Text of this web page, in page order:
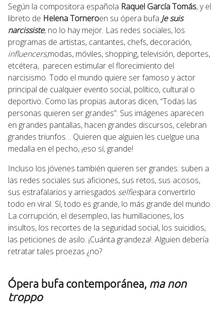
Según la compositora española Raquel García Tomás, y el
libreto de Helena Torneroen su ópera bufa Je suis
narcissiste, no lo hay mejor. Las redes sociales, los
programas de artistas, cantantes, chefs, decoración,
influencers,modas, móviles, shopping, televisión, deportes,
etcétera, parecen estimular el florecimiento del
narcisismo. Todo el mundo quiere ser famoso y actor
principal de cualquier evento social, político, cultural o
deportivo. Como las propias autoras dicen, “Todas las
personas quieren ser grandes”: Sus imágenes aparecen
en grandes pantallas, hacen grandes discursos, celebran
grandes triunfos… Quieren que alguien les cuelgue una
medalla en el pecho, ¡eso sí, grande!
Incluso los jóvenes también quieren ser grandes: suben a
las redes sociales sus aficiones, sus retos, sus acosos,
sus estrafalarios y arriesgados selfiespara convertirlo
todo en viral. Sí, todo es grande, lo más grande del mundo.
La corrupción, el desempleo, las humillaciones, los
insultos, los recortes de la seguridad social, los suicidios,
las peticiones de asilo. ¡Cuánta grandeza!. Alguien debería
retratar tales proezas ¿no?
Ópera bufa contemporánea, ma non
troppo